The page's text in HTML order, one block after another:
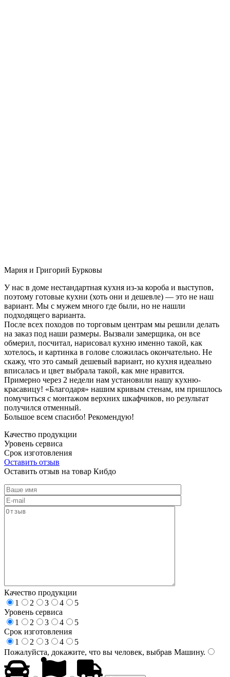
Мария и Григорий Бурковы
У нас в доме нестандартная кухня из-за короба и выступов,
поэтому готовые кухни (хоть они и дешевле) — это не наш
вариант. Мы с мужем много где были, но не нашли
подходящего варианта.
После всех походов по торговым центрам мы решили делать
на заказ под наши размеры. Вызвали замерщика, он все
обмерил, посчитал, нарисовал кухню именно такой, как
хотелось, и картинка в голове сложилась окончательно. Не
скажу, что это самый дешевый вариант, но кухня идеально
вписалась и цвет выбрала такой, как мне нравится.
Примерно через 2 недели нам установили нашу кухню-
красавицу! «Благодаря» нашим кривым стенам, им пришлось
помучиться с монтажом верхних шкафчиков, но результат
получился отменный.
Большое всем спасибо! Рекомендую!
Качество продукции
Уровень сервиса
Срок изготовления
Оставить отзыв
Оставить отзыв на товар Кибдо
Качество продукции
1
2 3 4
5
Уровень сервиса
1
2 3 4
5
Срок изготовления
1
2 3 4
5
Пожалуйста, докажите, что вы человек, выбрав Машину.